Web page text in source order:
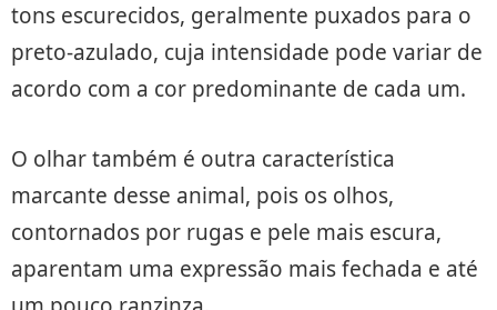
tons escurecidos, geralmente puxados para o
preto-azulado, cuja intensidade pode variar de
acordo com a cor predominante de cada um.
O olhar também é outra característica
marcante desse animal, pois os olhos,
contornados por rugas e pele mais escura,
aparentam uma expressão mais fechada e até